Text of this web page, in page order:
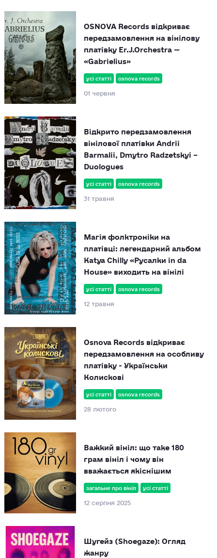
усі статті osnova records
01 червня
OSNOVA Records відкриває
передзамовлення на вінілову
платівку Er.J.Orchestra —
«Gabrielius»
усі статті osnova records
31 травня
Відкрито передзамовлення
вінілової платівки Andrii
Barmalii, Dmytro Radzetskyi –
Duologues
усі статті osnova records
12 травня
Магія фолктроніки на
платівці: легендарний альбом
Katya Chilly «Русалки in da
House» виходить на вінілі
усі статті osnova records
28 лютого
Osnova Records відкриває
передзамовлення на особливу
платівку - Українськи
Колискові
загальне про вініл усі статті
12 серпня 2025
Важкий вініл: що таке 180
грам вініл і чому він
вважається якіснішим
Шугейз (Shoegaze): Огляд
жанру